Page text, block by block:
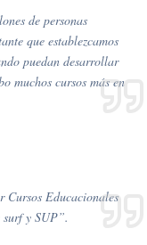
de personas
que establezcamos
puedan desarrollar
muchos cursos más en
Cursos Educacionales
y SUP”.